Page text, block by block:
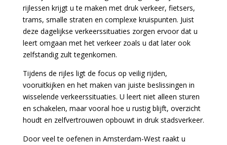
rijlessen krijgt u te maken met druk verkeer, fietsers,
trams, smalle straten en complexe kruispunten. Juist
deze dagelijkse verkeerssituaties zorgen ervoor dat u
leert omgaan met het verkeer zoals u dat later ook
zelfstandig zult tegenkomen.
Tijdens de rijles ligt de focus op veilig rijden,
vooruitkijken en het maken van juiste beslissingen in
wisselende verkeerssituaties. U leert niet alleen sturen
en schakelen, maar vooral hoe u rustig blijft, overzicht
houdt en zelfvertrouwen opbouwt in druk stadsverkeer.
Door veel te oefenen in Amsterdam-West raakt u